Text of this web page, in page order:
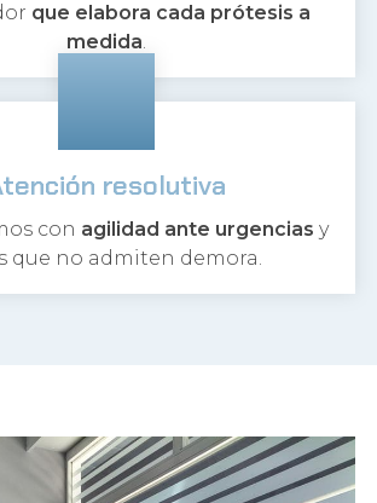
que elabora cada prótesis a
medida.
resolutiva
con agilidad ante urgencias y
que no admiten demora.